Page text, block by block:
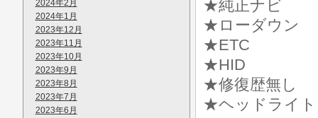
2024年2月
2024年1月
2023年12月
2023年11月
2023年10月
2023年9月
2023年8月
2023年7月
2023年6月
★純正ナビ
★ローダウン
★ETC
★HID
★修復歴無し
★ヘッドライト